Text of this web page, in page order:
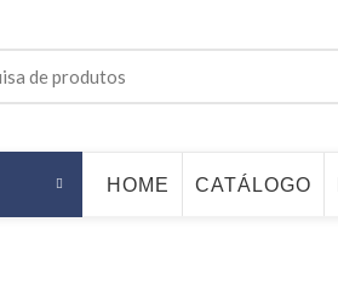
HOME CATÁLOGO